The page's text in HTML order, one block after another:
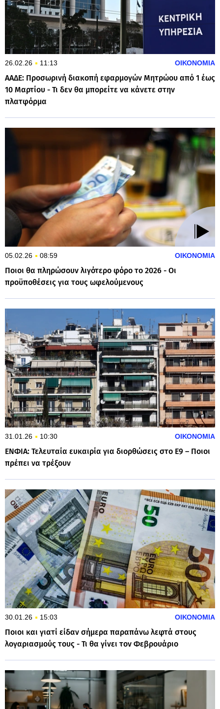
26.02.26 11:13 ΟΙΚΟΝΟΜΙΑ
ΑΑΔΕ: Προσωρινή διακοπή εφαρμογών Μητρώου από 1 έως
10 Μαρτίου - Τι δεν θα μπορείτε να κάνετε στην
πλατφόρμα
05.02.26 08:59 ΟΙΚΟΝΟΜΙΑ
Ποιοι θα πληρώσουν λιγότερο φόρο το 2026 - Οι
προϋποθέσεις για τους ωφελούμενους
31.01.26 10:30 ΟΙΚΟΝΟΜΙΑ
ΕΝΦΙΑ: Τελευταία ευκαιρία για διορθώσεις στο Ε9 – Ποιοι
πρέπει να τρέξουν
30.01.26 15:03 ΟΙΚΟΝΟΜΙΑ
Ποιοι και γιατί είδαν σήμερα παραπάνω λεφτά στους
λογαριασμούς τους - Τι θα γίνει τον Φεβρουάριο